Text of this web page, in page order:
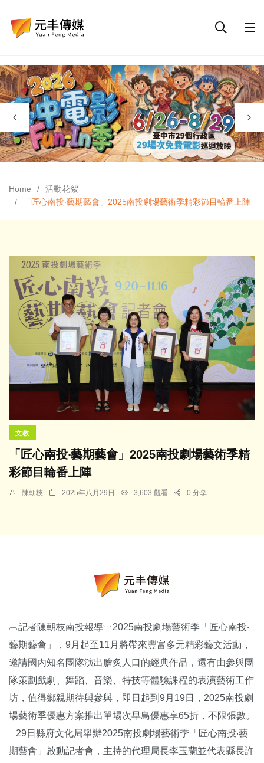
Home
活動花絮
「匠心南投‧藝期藝會」2025南投劇場藝術季精彩節目輪番上陣
文教
「匠心南投‧藝期藝會」2025南投劇場藝術季精
彩節目輪番上陣
陳朝枝 2025年八月29日 3,603 觀看 0 分享
︹記者陳朝枝南投報導︺2025南投劇場藝術季「匠心南投‧
藝期藝會」，9月起至11月將帶來豐富多元精彩藝文活動，
邀請國內知名團隊演出膾炙人口的經典作品，還有由參與團
隊策劃戲劇、舞蹈、音樂、特技等體驗課程的表演藝術工作
坊，值得鄉親期待與參與，即日起到9月19日，2025南投劇
場藝術季優惠方案推出單場次早鳥優惠享65折，不限張數。
29日縣府文化局舉辦2025南投劇場藝術季「匠心南投‧藝
期藝會」啟動記者會，主持的代理局長李玉蘭並代表縣長許